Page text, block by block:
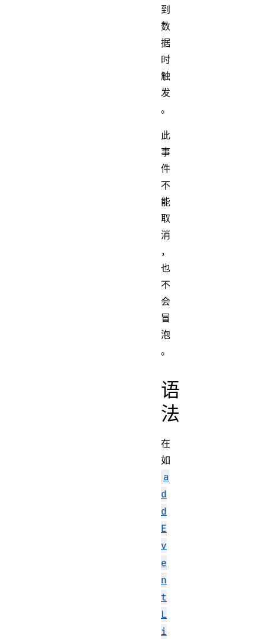
到
数
据
时
触
发
。
此
事
件
不
能
取
消
，
也
不
会
冒
泡
。
语
法
在
如
a
d
d
E
v
e
n
t
L
i